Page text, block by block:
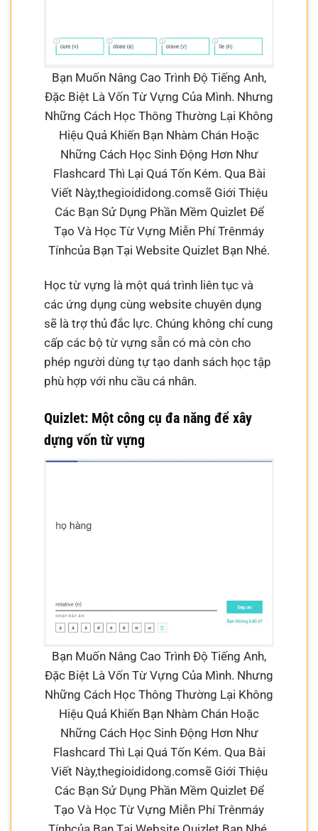
Bạn Muốn Nâng Cao Trình Độ Tiếng Anh,
Đặc Biệt Là Vốn Từ Vựng Của Mình. Nhưng
Những Cách Học Thông Thường Lại Không
Hiệu Quả Khiến Bạn Nhàm Chán Hoặc
Những Cách Học Sinh Động Hơn Như
Flashcard Thì Lại Quá Tốn Kém. Qua Bài
Viết Này,thegioididong.comsẽ Giới Thiệu
Các Bạn Sử Dụng Phần Mềm Quizlet Để
Tạo Và Học Từ Vựng Miễn Phí Trênmáy
Tínhcủa Bạn Tại Website Quizlet Bạn Nhé.
Học từ vựng là một quá trình liên tục và
các ứng dụng cùng website chuyên dụng
sẽ là trợ thủ đắc lực. Chúng không chỉ cung
cấp các bộ từ vựng sẵn có mà còn cho
phép người dùng tự tạo danh sách học tập
phù hợp với nhu cầu cá nhân.
Quizlet: Một công cụ đa năng để xây
dựng vốn từ vựng
Bạn Muốn Nâng Cao Trình Độ Tiếng Anh,
Đặc Biệt Là Vốn Từ Vựng Của Mình. Nhưng
Những Cách Học Thông Thường Lại Không
Hiệu Quả Khiến Bạn Nhàm Chán Hoặc
Những Cách Học Sinh Động Hơn Như
Flashcard Thì Lại Quá Tốn Kém. Qua Bài
Viết Này,thegioididong.comsẽ Giới Thiệu
Các Bạn Sử Dụng Phần Mềm Quizlet Để
Tạo Và Học Từ Vựng Miễn Phí Trênmáy